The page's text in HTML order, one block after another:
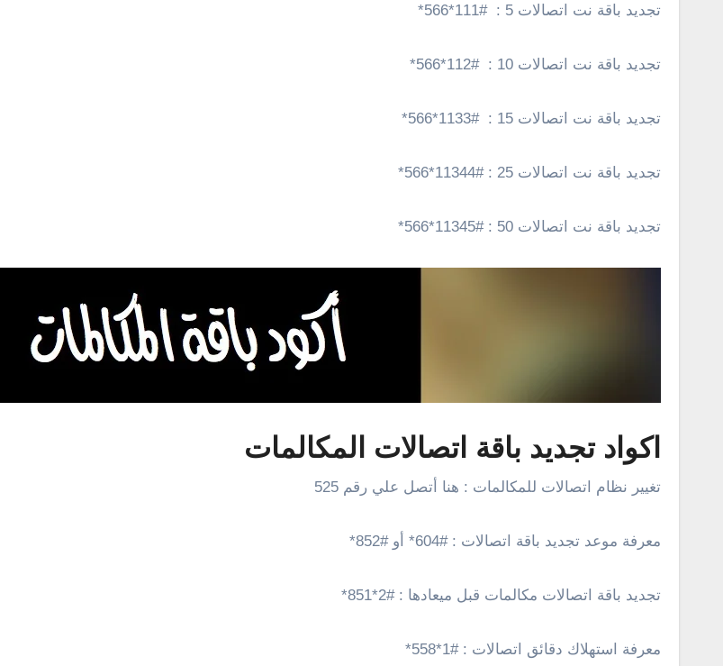
تجديد باقة نت اتصالات 5 : #111*566*
تجديد باقة نت اتصالات 10 : #112*566*
تجديد باقة نت اتصالات 15 : #1133*566*
تجديد باقة نت اتصالات 25 : #11344*566*
تجديد باقة نت اتصالات 50 : #11345*566*
اكواد تجديد باقة اتصالات المكالمات
تغيير نظام اتصالات للمكالمات : هنا أتصل علي رقم 525
معرفة موعد تجديد باقة اتصالات : #604* أو #852*
تجديد باقة اتصالات مكالمات قبل ميعادها : #2*851*
معرفة استهلاك دقائق اتصالات : #1*558*